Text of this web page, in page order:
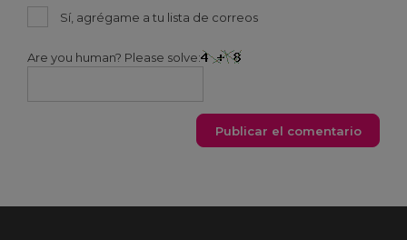
Sí, agrégame a tu lista de correos
Are you human? Please solve: